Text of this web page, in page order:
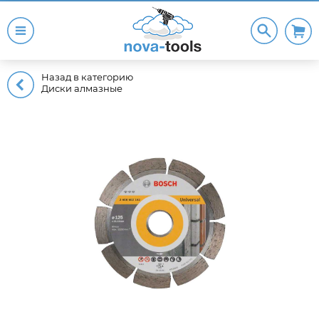
Назад в категорию
Диски алмазные